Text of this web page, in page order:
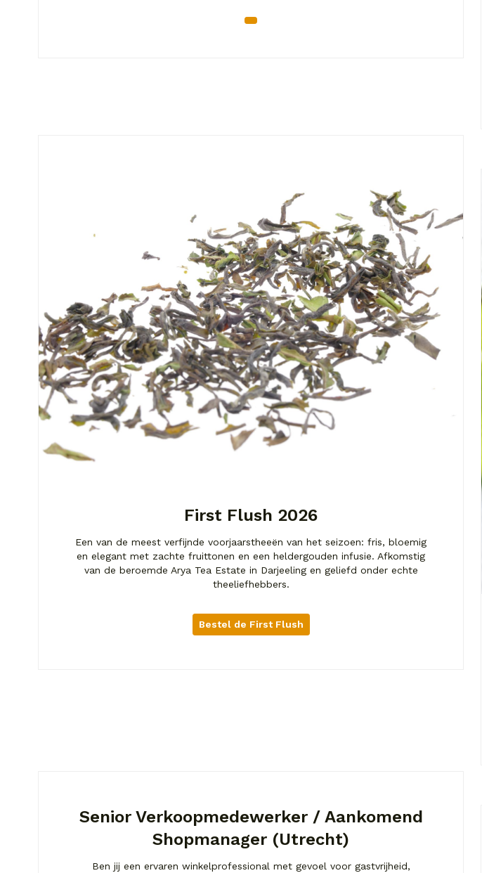
First Flush 2026
Een van de meest verfijnde voorjaarstheeën van het seizoen: fris, bloemig
en elegant met zachte fruittonen en een heldergouden infusie. Afkomstig
van de beroemde Arya Tea Estate in Darjeeling en geliefd onder echte
theeliefhebbers.
Bestel de First Flush
Senior Verkoopmedewerker / Aankomend
Shopmanager (Utrecht)
Ben jij een ervaren winkelprofessional met gevoel voor gastvrijheid,